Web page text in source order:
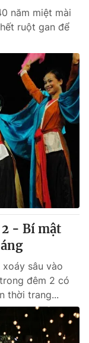
năm miệt mài
ruột gan để
- Bí mật
sâu vào
đêm 2 có
thời trang...